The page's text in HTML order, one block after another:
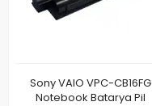
Sony VAIO VPC-CB16FG
Notebook Batarya Pil